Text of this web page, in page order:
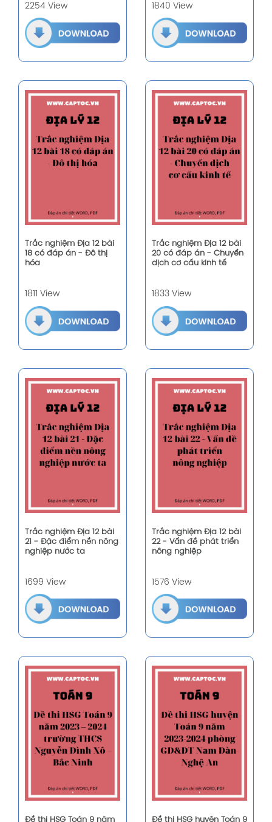
2254 View 1840 View
Trắc nghiệm Địa 12 bài
18 có đáp án - Đô thị
hóa
1811 View
Trắc nghiệm Địa 12 bài
20 có đáp án - Chuyển
dịch cơ cấu kinh tế
1833 View
Trắc nghiệm Địa 12 bài
21 - Đặc điểm nền nông
nghiệp nước ta
1699 View
Trắc nghiệm Địa 12 bài
22 - Vấn đề phát triển
nông nghiệp
1576 View
Đề thi HSG Toán 9 năm Đề thi HSG huyện Toán 9